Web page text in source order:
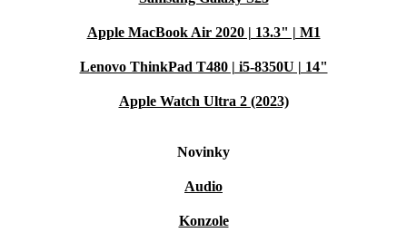
Apple MacBook Air 2020 | 13.3" | M1
Lenovo ThinkPad T480 | i5-8350U | 14"
Apple Watch Ultra 2 (2023)
Novinky
Audio
Konzole